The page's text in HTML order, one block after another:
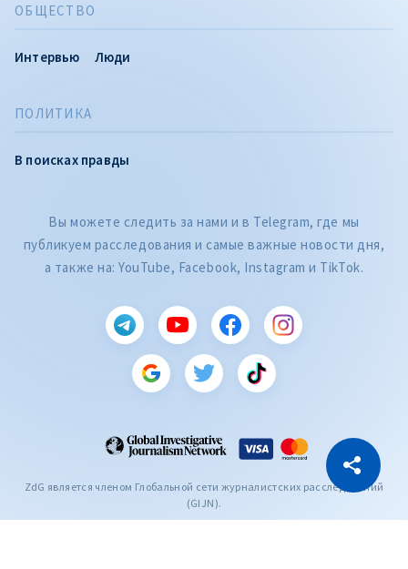
Скопировать ссылку
ПОЛИТИКА
В поисках правды
ОБЩЕСТВО
Интервью Люди
Вы можете следить за нами и в Telegram, где мы
публикуем расследования и самые важные новости дня,
а также на: YouTube, Facebook, Instagram и TikTok.
ZdG является членом Глобальной сети журналистских расследований
(GIJN).
CITEȘTE